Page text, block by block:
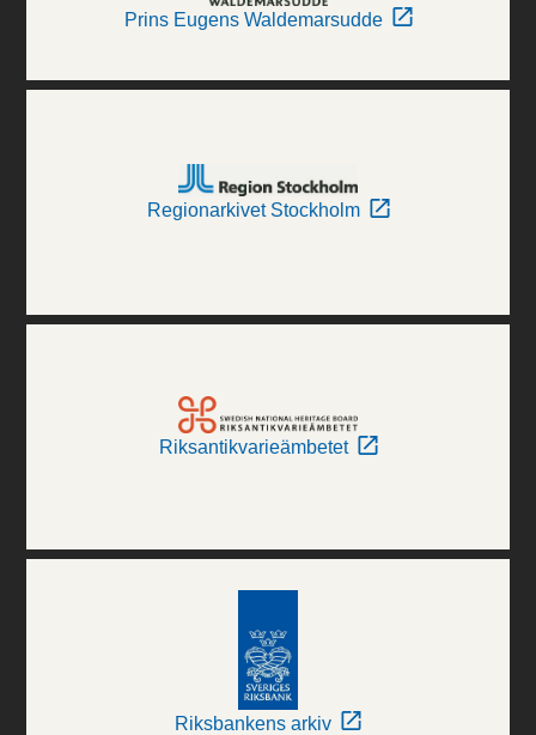
Prins Eugens Waldemarsudde
Regionarkivet Stockholm
Riksantikvarieämbetet
Riksbankens arkiv